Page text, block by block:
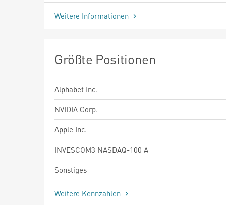
Weitere Informationen
Größte Positionen
Alphabet Inc.
NVIDIA Corp.
Apple Inc.
INVESCOM3 NASDAQ-100 A
Sonstiges
Weitere Kennzahlen